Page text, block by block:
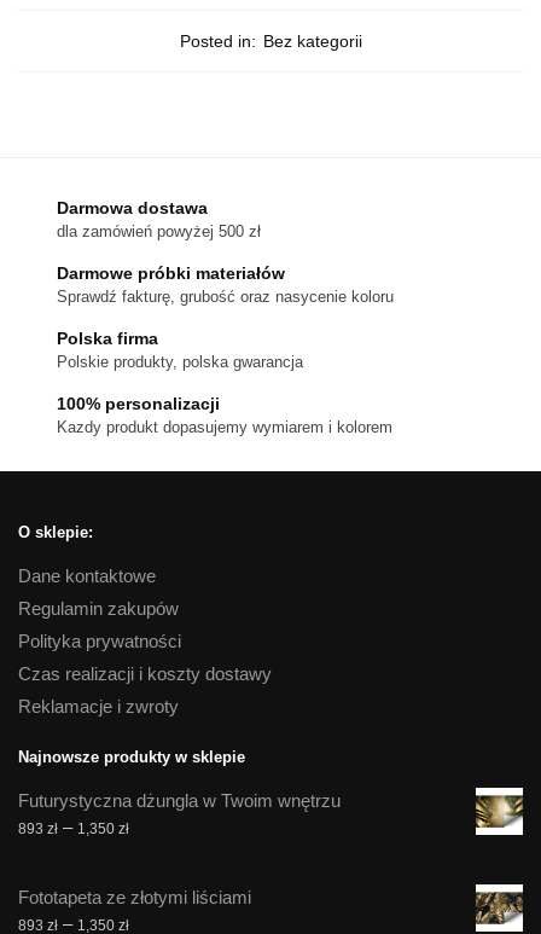
Posted in: Bez kategorii
Darmowa dostawa
dla zamówień powyżej 500 zł
Darmowe próbki materiałów
Sprawdź fakturę, grubość oraz nasycenie koloru
Polska firma
Polskie produkty, polska gwarancja
100% personalizacji
Kazdy produkt dopasujemy wymiarem i kolorem
O sklepie:
Dane kontaktowe
Regulamin zakupów
Polityka prywatności
Czas realizacji i koszty dostawy
Reklamacje i zwroty
Najnowsze produkty w sklepie
Futurystyczna dżungla w Twoim wnętrzu
893 zł – 1,350 złZakres
893 zł
Fototapeta ze złotymi liściami
893 zł – 1,350 złZakres